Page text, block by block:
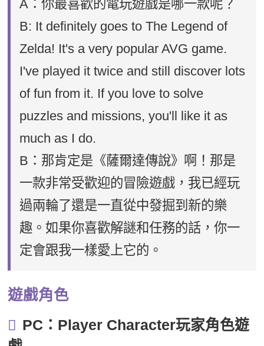
A：你最喜歡的電玩遊戲是哪一款呢？
B: It definitely goes to The Legend of
Zelda! It's a very popular AVG game.
I've played it twice and still discover lots
of fun from it. If you love to solve
puzzles and missions, you'll like it as
much as I do.
B：那肯定是《薩爾達傳說》啊！那是
一款非常受歡迎的冒險遊戲，我已經玩
過兩輪了還是一直從中發掘到新的樂
趣。如果你喜歡解謎和任務的話，你一
定會跟我一樣愛上它的。
遊戲角色
PC：Player Character玩家角色遊